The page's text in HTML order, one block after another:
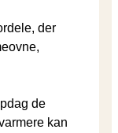
der
de
kan